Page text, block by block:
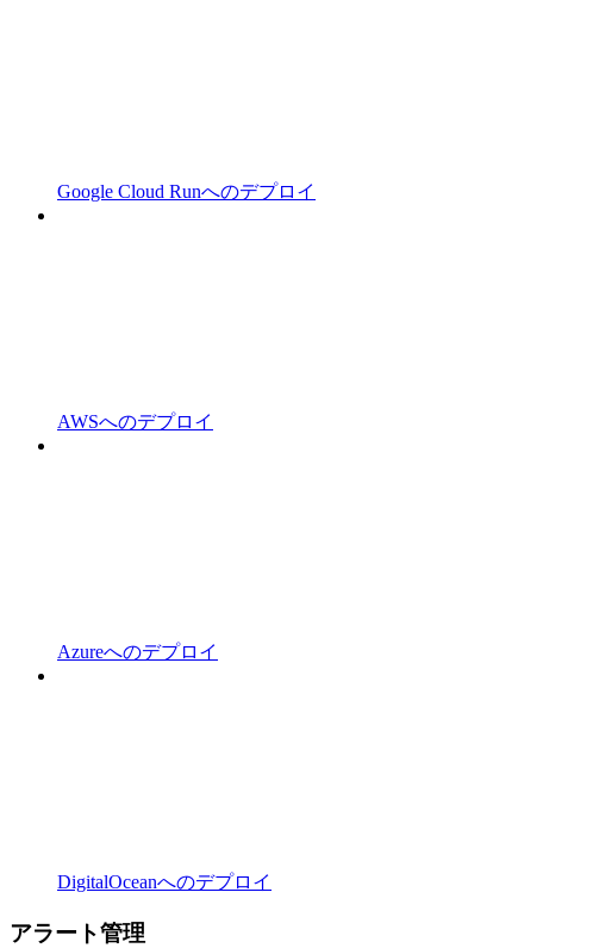
Google Cloud Runへのデプロイ
AWSへのデプロイ
Azureへのデプロイ
DigitalOceanへのデプロイ
アラート管理